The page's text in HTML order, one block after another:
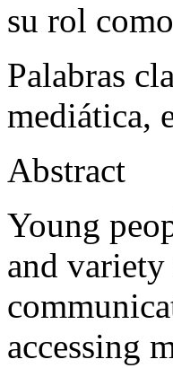
su rol
Palabras
mediática,
Abstract
Young
and
accessing